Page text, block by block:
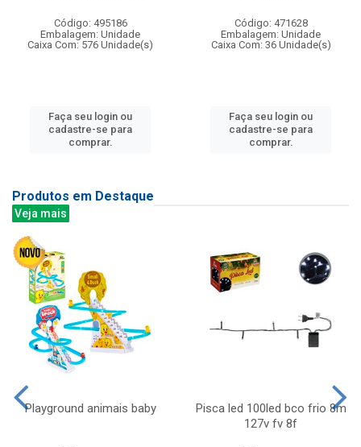
Código: 495186
Embalagem: Unidade
Caixa Com: 576 Unidade(s)
Faça seu login ou
cadastre-se para
comprar.
Código: 471628
Embalagem: Unidade
Caixa Com: 36 Unidade(s)
Faça seu login ou
cadastre-se para
comprar.
Produtos em Destaque
Veja mais
Playground animais baby
Pisca led 100led bco frio 8m
127v fv 8f